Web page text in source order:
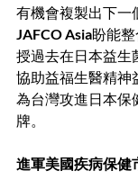
有機會複製出下一
JAFCO Asia盼能
授過去在日本益生
協助益福生醫精神
為台灣攻進日本保
牌。
進軍美國疾病保健